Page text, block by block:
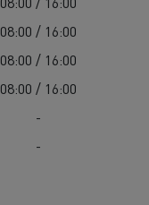
08:00 / 16:00
08:00 / 16:00
08:00 / 16:00
-
-